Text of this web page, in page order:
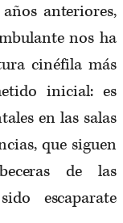
anteriores,
nos ha
cinéfila más
inicial: es
en las salas
que siguen
de las
escaparate